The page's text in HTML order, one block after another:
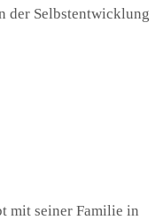
der Selbstentwicklung
mit seiner Familie in